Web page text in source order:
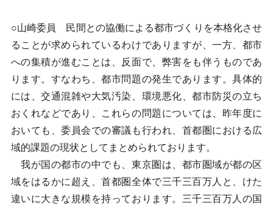
○山崎委員 民間との協働による都市づくりを本格化させ
ることが求められているわけでありますが、一方、都市
への集積が進むことは、反面で、弊害をも伴うものであ
ります。すなわち、都市問題の発生であります。具体的
には、交通混雑や大気汚染、環境悪化、都市防災の立ち
おくれなどであり、これらの問題については、昨年度に
おいても、委員会での審議も行われ、首都圏における広
域的課題の現状としてまとめられております。
我が国の都市の中でも、東京圏は、都市圏域が都の区
域をはるかに超え、首都圏全体で三千三百万人と、けた
違いに大きな規模を持っております。三千三百万人の国